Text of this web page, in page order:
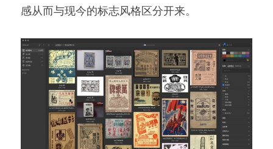
感从而与现今的标志风格区分开来。